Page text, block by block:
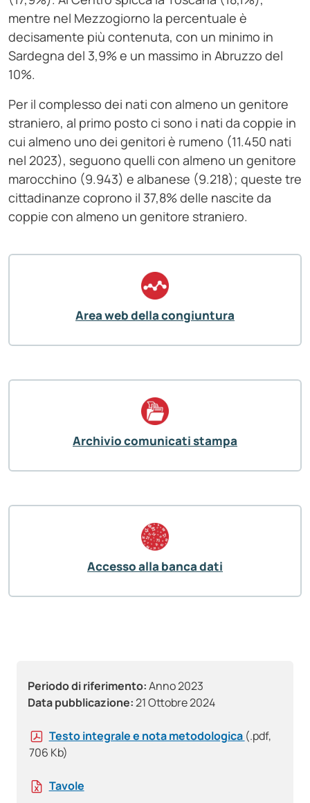
Periodo di riferimento:Anno 2023
Data pubblicazione:21 Ottobre 2024
Testo integrale e nota metodologica (.pdf,
706 Kb)
Tavole
mentre nel Mezzogiorno la percentuale è
decisamente più contenuta, con un minimo in
Sardegna del 3,9% e un massimo in Abruzzo del
10%.
Per il complesso dei nati con almeno un genitore
straniero, al primo posto ci sono i nati da coppie in
cui almeno uno dei genitori è rumeno (11.450 nati
nel 2023), seguono quelli con almeno un genitore
marocchino (9.943) e albanese (9.218); queste tre
cittadinanze coprono il 37,8% delle nascite da
coppie con almeno un genitore straniero.
Area web della congiuntura
Archivio comunicati stampa
Accesso alla banca dati